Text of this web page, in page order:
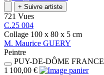
+ Suivre artiste
721 Vues
C.25 004
Collage 100 x 80 x 5 cm
M. Maurice GUERY
Peintre
PUY-DE-DÔME FRANCE
1 100,00 €